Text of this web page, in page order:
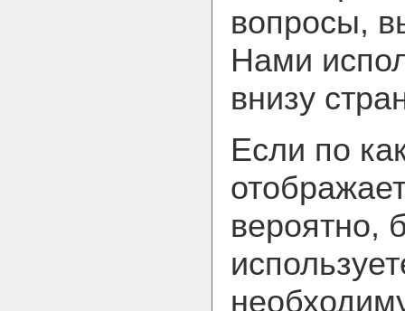
вопросы,
Нами
внизу
Если по
вероятно,